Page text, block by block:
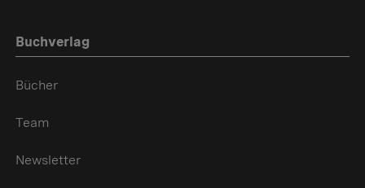
Buchverlag
Bücher
Team
Newsletter